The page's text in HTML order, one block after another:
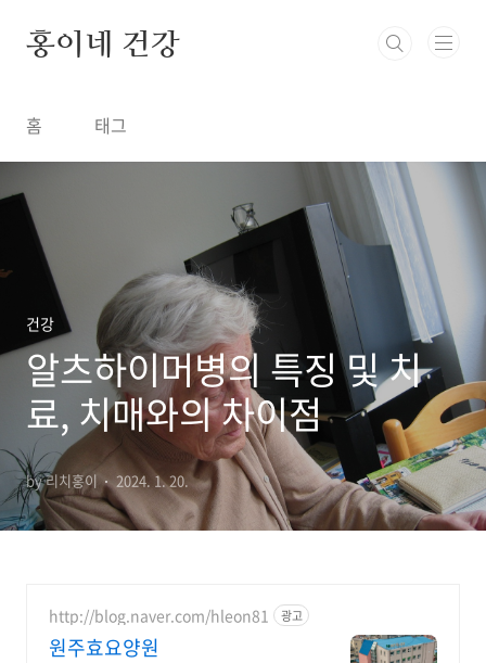
홍이네 건강
홈 태그
건강
알츠하이머병의 특징 및 치
료, 치매와의 차이점
by 리치홍이 2024. 1. 20.
http://blog.naver.com/hleon81 광고
원주효요양원